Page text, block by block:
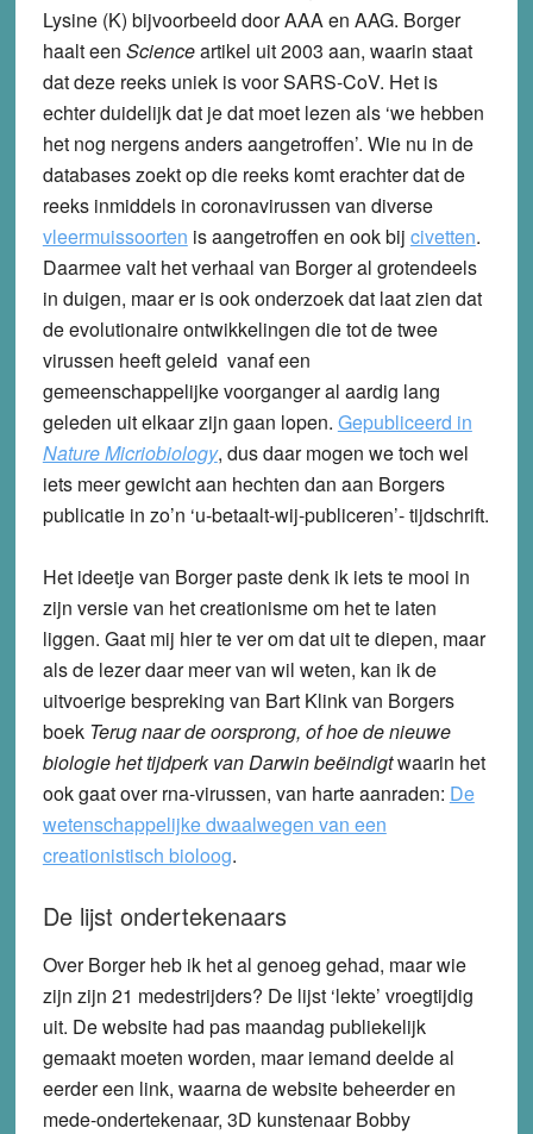
Lysine (K) bijvoorbeeld door AAA en AAG. Borger
haalt een Scienceartikel uit 2003 aan, waarin staat
dat deze reeks uniek is voor SARS-CoV. Het is
echter duidelijk dat je dat moet lezen als ‘we hebben
het nog nergens anders aangetroffen’. Wie nu in de
databases zoekt op die reeks komt erachter dat de
reeks inmiddels in coronavirussen van diverse
vleermuissoorten is aangetroffen en ook bij civetten.
Daarmee valt het verhaal van Borger al grotendeels
in duigen, maar er is ook onderzoek dat laat zien dat
de evolutionaire ontwikkelingen die tot de twee
virussen heeft geleid vanaf een
gemeenschappelijke voorganger al aardig lang
geleden uit elkaar zijn gaan lopen. Gepubliceerd in
Nature Micriobiology, dus daar mogen we toch wel
iets meer gewicht aan hechten dan aan Borgers
publicatie in zo’n ‘u-betaalt-wij-publiceren’- tijdschrift.
Het ideetje van Borger paste denk ik iets te mooi in
zijn versie van het creationisme om het te laten
liggen. Gaat mij hier te ver om dat uit te diepen, maar
als de lezer daar meer van wil weten, kan ik de
uitvoerige bespreking van Bart Klink van Borgers
boek Terug naar de oorsprong, of hoe de nieuwe
biologie het tijdperk van Darwin beëindigtwaarin het
ook gaat over rna-virussen, van harte aanraden: De
wetenschappelijke dwaalwegen van een
creationistisch bioloog.
De lijst ondertekenaars
Over Borger heb ik het al genoeg gehad, maar wie
zijn zijn 21 medestrijders? De lijst ‘lekte’ vroegtijdig
uit. De website had pas maandag publiekelijk
gemaakt moeten worden, maar iemand deelde al
eerder een link, waarna de website beheerder en
mede-ondertekenaar, 3D kunstenaar Bobby